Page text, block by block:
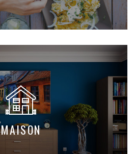
MAISON